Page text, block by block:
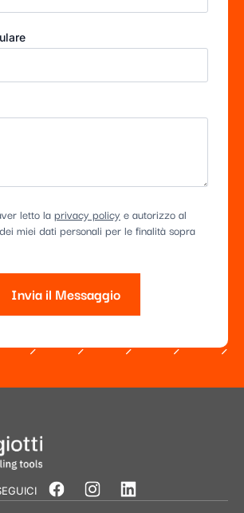
letto laprivacy policy e autorizzo al
miei dati personali per le finalità sopra
Invia il Messaggio